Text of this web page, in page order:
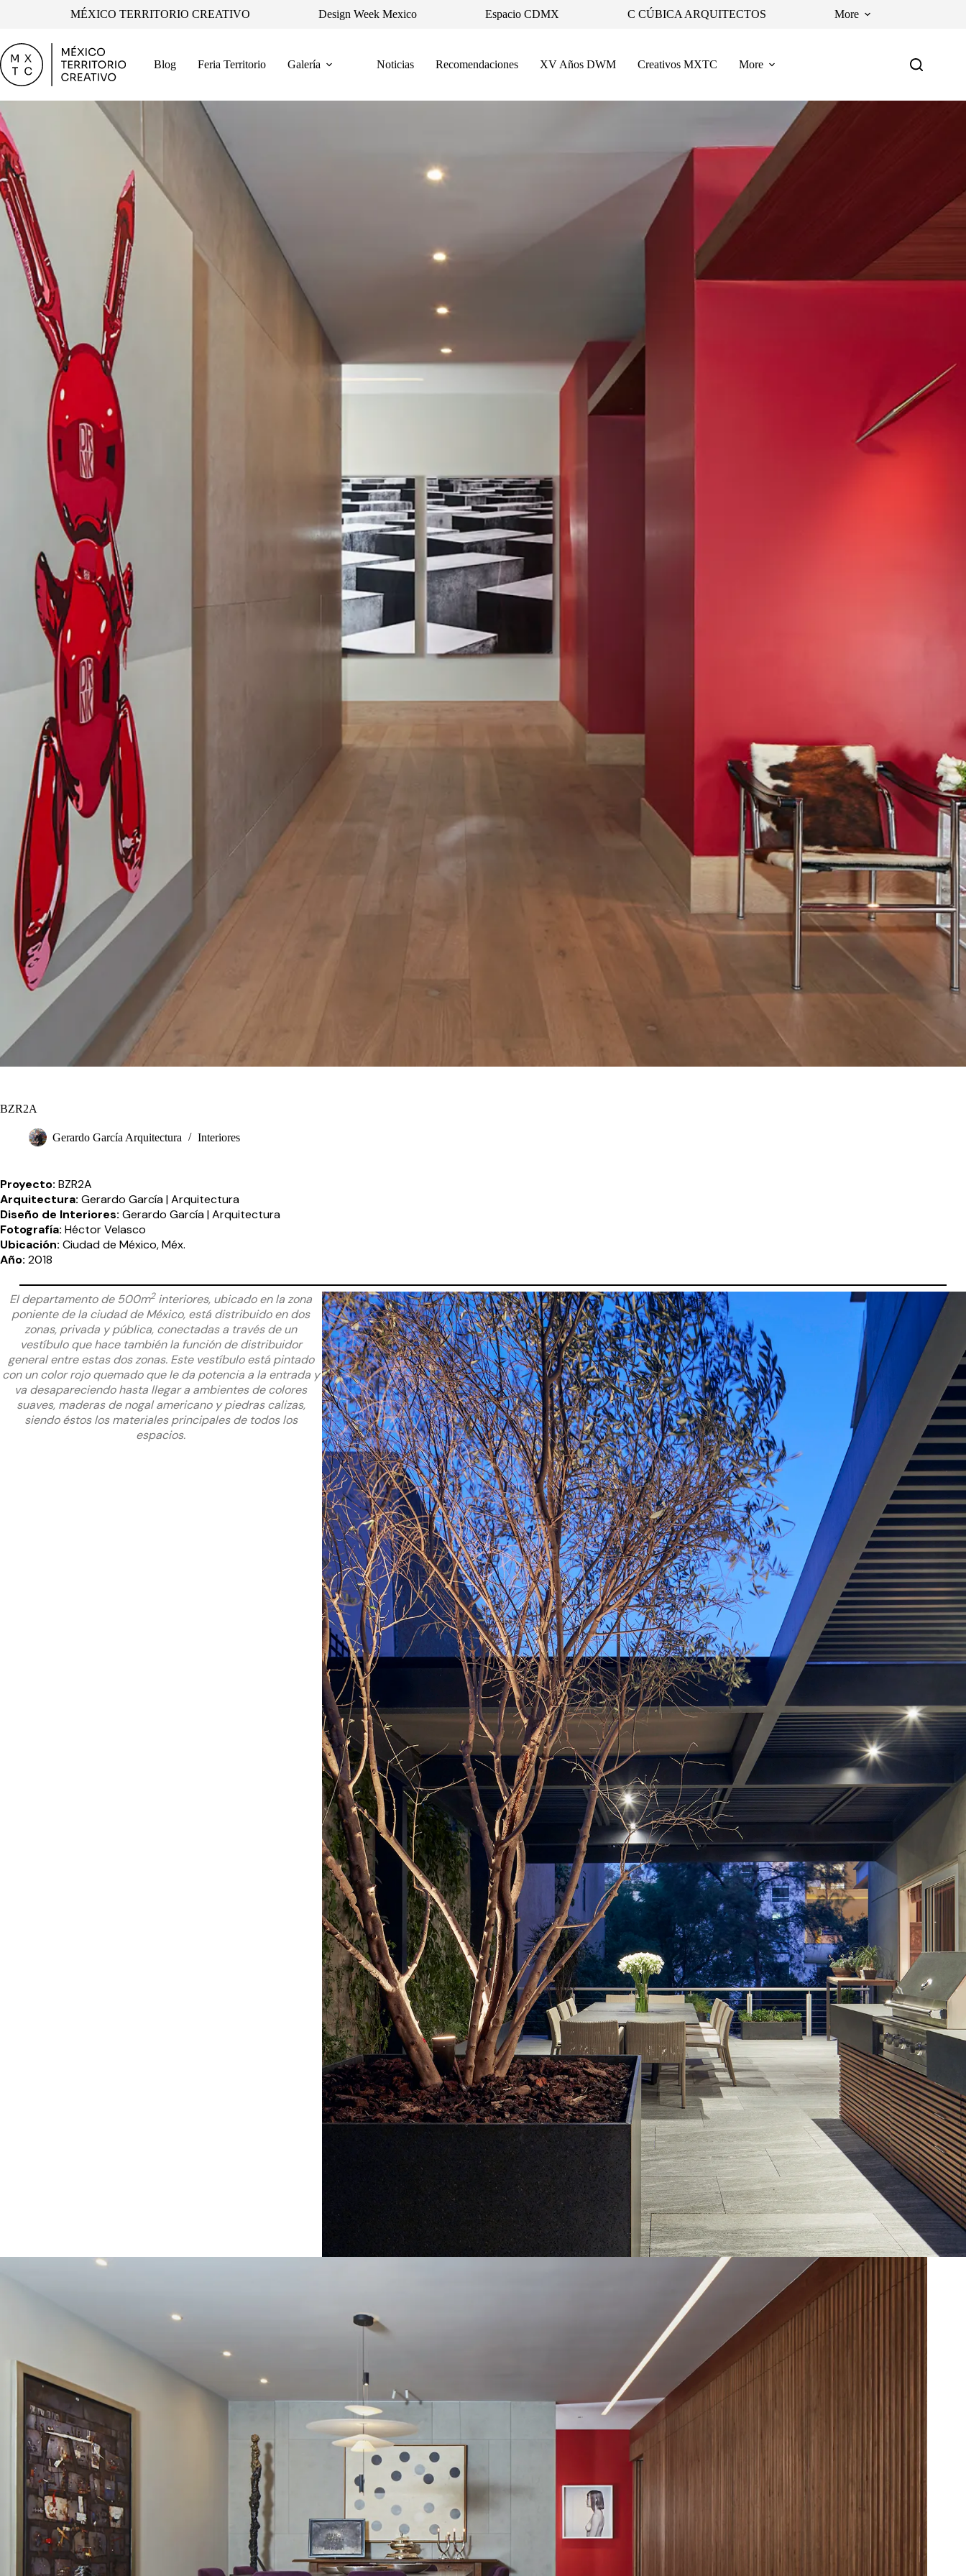
MÉXICO TERRITORIO CREATIVO Design Week Mexico Espacio CDMX C CÚBICA ARQUITECTOS More
Blog Feria Territorio Galería Noticias Recomendaciones XV Años DWM Creativos MXTC More
BZR2A
Gerardo García Arquitectura Interiores
Proyecto: BZR2A
Arquitectura: Gerardo García | Arquitectura
Diseño de Interiores: Gerardo García | Arquitectura
Fotografía: Héctor Velasco
Ubicación: Ciudad de México, Méx.
Año: 2018
El departamento de 500m2interiores, ubicado en la zona
poniente de la ciudad de México, está distribuido en dos
zonas, privada y pública, conectadas a través de un
vestíbulo que hace también la función de distribuidor
general entre estas dos zonas. Este vestíbulo está pintado
con un color rojo quemado que le da potencia a la entrada y
va desapareciendo hasta llegar a ambientes de colores
suaves, maderas de nogal americano y piedras calizas,
siendo éstos los materiales principales de todos los
espacios.